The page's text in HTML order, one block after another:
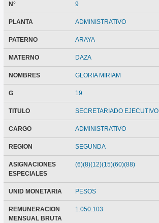
N° 9
PLANTA ADMINISTRATIVO
PATERNO ARAYA
MATERNO DAZA
NOMBRES GLORIA MIRIAM
G 19
TITULO SECRETARIADO EJECUTIVO
CARGO ADMINISTRATIVO
REGION SEGUNDA
ASIGNACIONES
ESPECIALES
(6)(8)(12)(15)(60)(88)
UNID MONETARIA PESOS
REMUNERACION
MENSUAL BRUTA
1.050.103